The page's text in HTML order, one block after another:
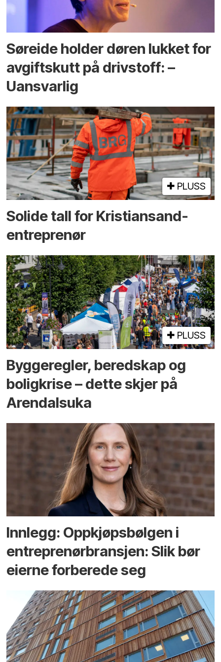
Søreide holder døren lukket for
avgiftskutt på drivstoff: –
Uansvarlig
PLUSS
Solide tall for Kristiansand-
entreprenør
PLUSS
Bygge­regler, beredskap og
bolig­krise – dette skjer på
Arendals­uka
Innlegg: Oppkjøps­bølgen i
entreprenør­bransjen: Slik bør
eierne forberede seg